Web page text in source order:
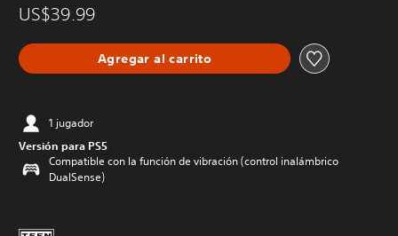
US$39.99
Agregar al carrito
1 jugador
Versión para PS5
Compatible con la función de vibración (control inalámbrico
DualSense)